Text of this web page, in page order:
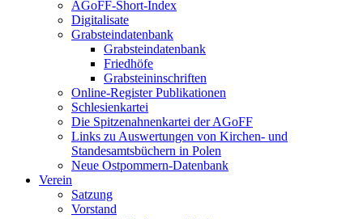
AGoFF-Short-Index
Digitalisate
Grabsteindatenbank
Grabsteindatenbank
Friedhöfe
Grabsteininschriften
Online-Register Publikationen
Schlesienkartei
Die Spitzenahnenkartei der AGoFF
Links zu Auswertungen von Kirchen- und
Standesamtsbüchern in Polen
Neue Ostpommern-Datenbank
Verein
Satzung
Vorstand